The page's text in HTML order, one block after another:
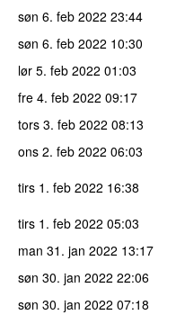
søn 6. feb 2022 23:44
søn 6. feb 2022 10:30
lør 5. feb 2022 01:03
fre 4. feb 2022 09:17
tors 3. feb 2022 08:13
ons 2. feb 2022 06:03
tirs 1. feb 2022 16:38
tirs 1. feb 2022 05:03
man 31. jan 2022 13:17
søn 30. jan 2022 22:06
søn 30. jan 2022 07:18